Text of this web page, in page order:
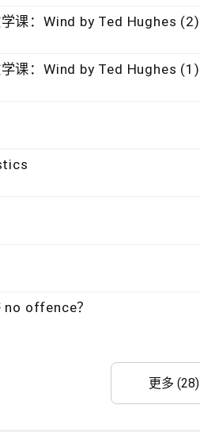
课：Wind by Ted Hughes (2)
课：Wind by Ted Hughes (1)
offence？
更多 (28)